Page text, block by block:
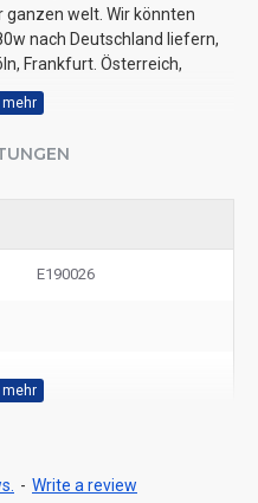
ganzen welt. Wir könnten
nach Deutschland liefern,
Frankfurt. Österreich,
E190026
- Write a review